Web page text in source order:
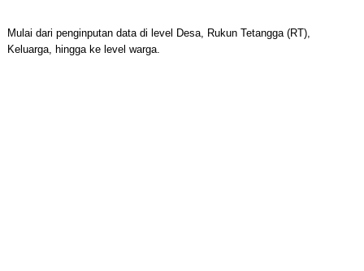
Mulai dari penginputan data di level Desa, Rukun Tetangga (RT),
Keluarga, hingga ke level warga.